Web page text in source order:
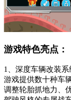
游戏特色亮点：
1、深度车辆改装系
游戏提供数十种车
调整轮胎抓地力、